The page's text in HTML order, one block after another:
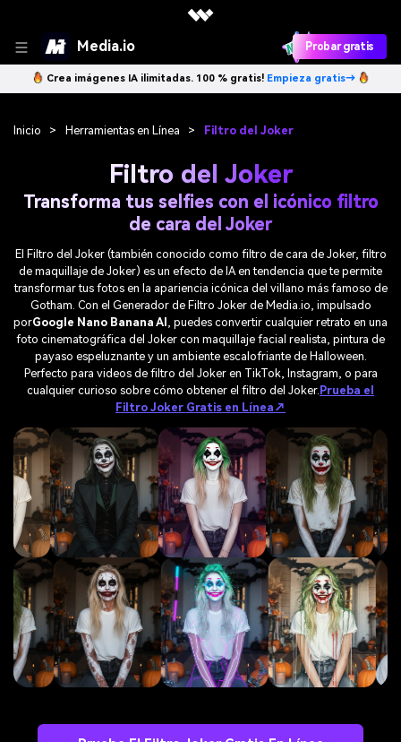
Media.io Probar gratis
Crea imágenes IA ilimitadas. 100 % gratis! Empieza gratis→
Inicio > Herramientas en Línea > Filtro del Joker
Filtro del Joker
Transforma tus selfies con el icónico filtro
de cara del Joker
El Filtro del Joker (también conocido como filtro de cara de Joker, filtro
de maquillaje de Joker) es un efecto de IA en tendencia que te permite
transformar tus fotos en la apariencia icónica del villano más famoso de
Gotham. Con el Generador de Filtro Joker de Media.io, impulsado
porGoogle Nano Banana AI
, puedes convertir cualquier retrato en una
foto cinematográfica del Joker con maquillaje facial realista, pintura de
payaso espeluznante y un ambiente escalofriante de Halloween.
Perfecto para videos de filtro del Joker en TikTok, Instagram, o para
cualquier curioso sobre cómo obtener el filtro del Joker. Prueba el
Filtro Joker Gratis en Línea↗